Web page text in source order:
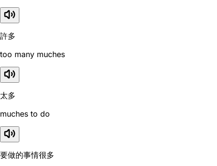
許多
too many muches
太多
muches to do
要做的事情很多